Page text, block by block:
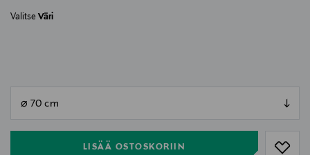
Valitse Väri
LISÄÄ OSTOSKORIIN